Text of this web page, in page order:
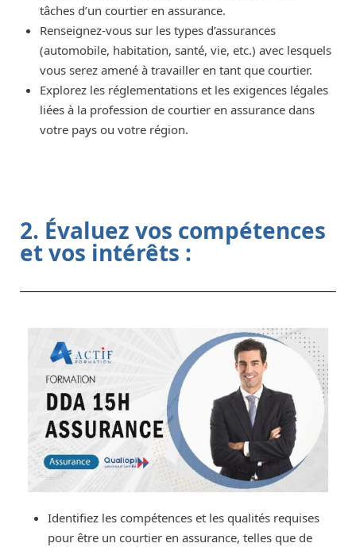
tâches d’un courtier en assurance.
Renseignez-vous sur les types d’assurances
(automobile, habitation, santé, vie, etc.) avec lesquels
vous serez amené à travailler en tant que courtier.
Explorez les réglementations et les exigences légales
liées à la profession de courtier en assurance dans
votre pays ou votre région.
2. Évaluez vos compétences
et vos intérêts :
Identifiez les compétences et les qualités requises
pour être un courtier en assurance, telles que de